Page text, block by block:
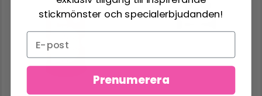
stickmönster och specialerbjudanden!
Prenumerera